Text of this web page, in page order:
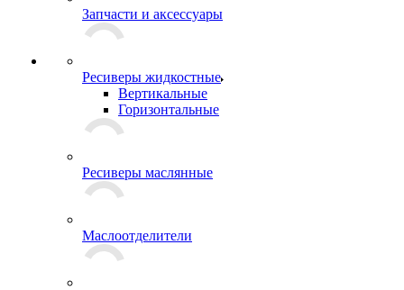
Запчасти и аксессуары
Ресиверы жидкостные
Вертикальные
Горизонтальные
Ресиверы маслянные
Маслоотделители